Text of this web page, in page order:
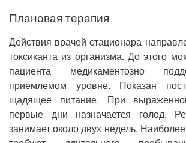
Плановая терапия
Действия врачей стационара
токсиканта из организма. До этого
пациента медикаментозно
приемлемом уровне. Показан
щадящее питание. При
первые дни назначается голод.
занимает около двух недель.